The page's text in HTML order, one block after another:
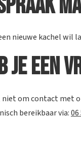
nieuwe kachel wil
je een
niet om contact met
bereikbaar via:06